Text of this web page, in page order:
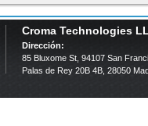
Croma Technologies
Dirección:
85 Bluxome St, 94107 San
Palas de Rey 20B 4B, 28050